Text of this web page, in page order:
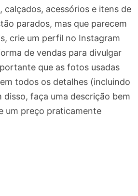
calçados, acessórios e itens de
parados, mas que parecem
crie um perfil no Instagram
de vendas para divulgar
que as fotos usadas
todos os detalhes (incluindo
disso, faça uma descrição bem
um preço praticamente